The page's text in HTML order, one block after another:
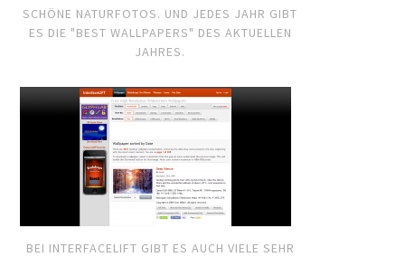
SCHÖNE NATURFOTOS. UND JEDES JAHR GIBT
ES DIE "BEST WALLPAPERS" DES AKTUELLEN
JAHRES.
BEI INTERFACELIFT GIBT ES AUCH VIELE SEHR